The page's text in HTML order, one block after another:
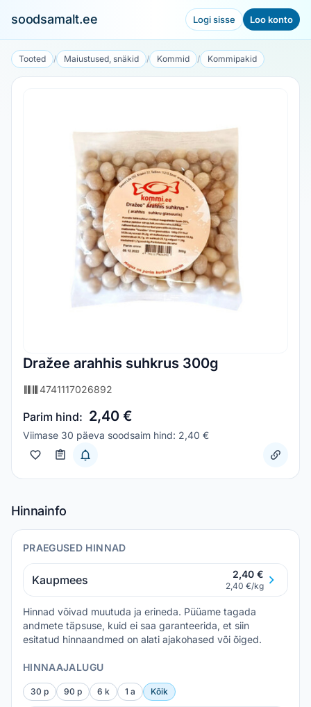
soodsamalt.ee Logi sisse Loo konto
Tooted / Maiustused, snäkid / Kommid / Kommipakid
Dražee arahhis suhkrus 300g
4741117026892
Parim hind: 2,40 €
Viimase 30 päeva soodsaim hind: 2,40 €
Hinnainfo
PRAEGUSED HINNAD
Kaupmees 2,40 €
2,40 €/kg
Hinnad võivad muutuda ja erineda. Püüame tagada
andmete täpsuse, kuid ei saa garanteerida, et siin
esitatud hinnaandmed on alati ajakohased või õiged.
HINNAAJALUGU
30 p 90 p 6 k 1 a Kõik